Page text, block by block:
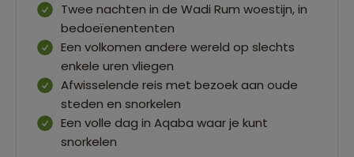
Twee nachten in de Wadi Rum woestijn, in
bedoeïenententen
Een volkomen andere wereld op slechts
enkele uren vliegen
Afwisselende reis met bezoek aan oude
steden en snorkelen
Een volle dag in Aqaba waar je kunt
snorkelen